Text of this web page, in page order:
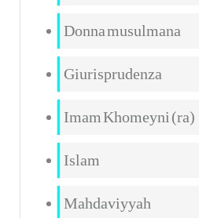
Donna musulmana
Giurisprudenza
Imam Khomeyni (ra)
Islam
Mahdaviyyah